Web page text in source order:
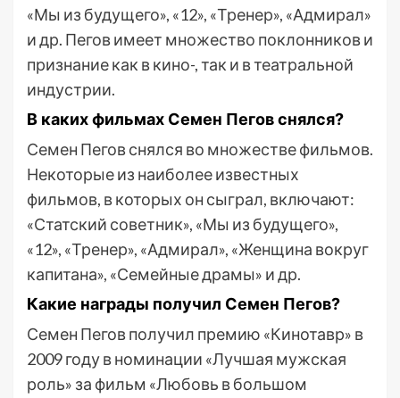
«Мы из будущего», «12», «Тренер», «Адмирал»
и др. Пегов имеет множество поклонников и
признание как в кино-, так и в театральной
индустрии.
В каких фильмах Семен Пегов снялся?
Семен Пегов снялся во множестве фильмов.
Некоторые из наиболее известных
фильмов, в которых он сыграл, включают:
«Статский советник», «Мы из будущего»,
«12», «Тренер», «Адмирал», «Женщина вокруг
капитана», «Семейные драмы» и др.
Какие награды получил Семен Пегов?
Семен Пегов получил премию «Кинотавр» в
2009 году в номинации «Лучшая мужская
роль» за фильм «Любовь в большом